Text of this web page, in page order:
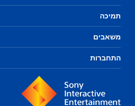
תמיכה
משאבים
התחברות